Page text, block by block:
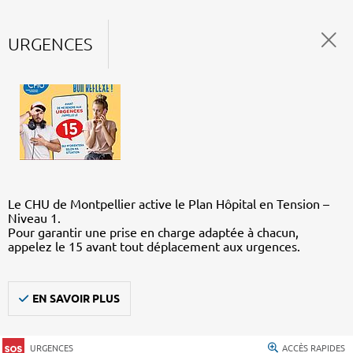
URGENCES
Le CHU de Montpellier active le Plan Hôpital en Tension –
Niveau 1.
Pour garantir une prise en charge adaptée à chacun,
appelez le 15 avant tout déplacement aux urgences.
EN SAVOIR PLUS
URGENCES ACCÈS RAPIDES